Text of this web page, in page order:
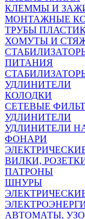
КЛЕММЫ И
МОНТАЖНЫЕ
ТРУБЫ
ХОМУТЫ И
ПИТАНИЯ
УДЛИНИТЕЛИ
КОЛОДКИ
СЕТЕВЫЕ
УДЛИНИТЕЛИ
УДЛИНИТЕЛИ
ФОНАРИ
ВИЛКИ,
ПАТРОНЫ
ШНУРЫ
АВТОМАТЫ, УЗО